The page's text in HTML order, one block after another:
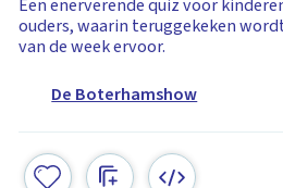
Een enerverende quiz voor
ouders, waarin teruggekeken
van de week ervoor.
De Boterhamshow